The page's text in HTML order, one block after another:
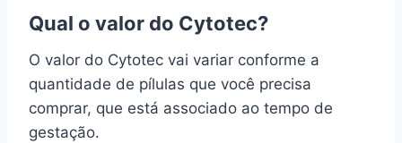
Qual o valor do Cytotec?
O valor do Cytotec vai variar conforme a
quantidade de pílulas que você precisa
comprar, que está associado ao tempo de
gestação.